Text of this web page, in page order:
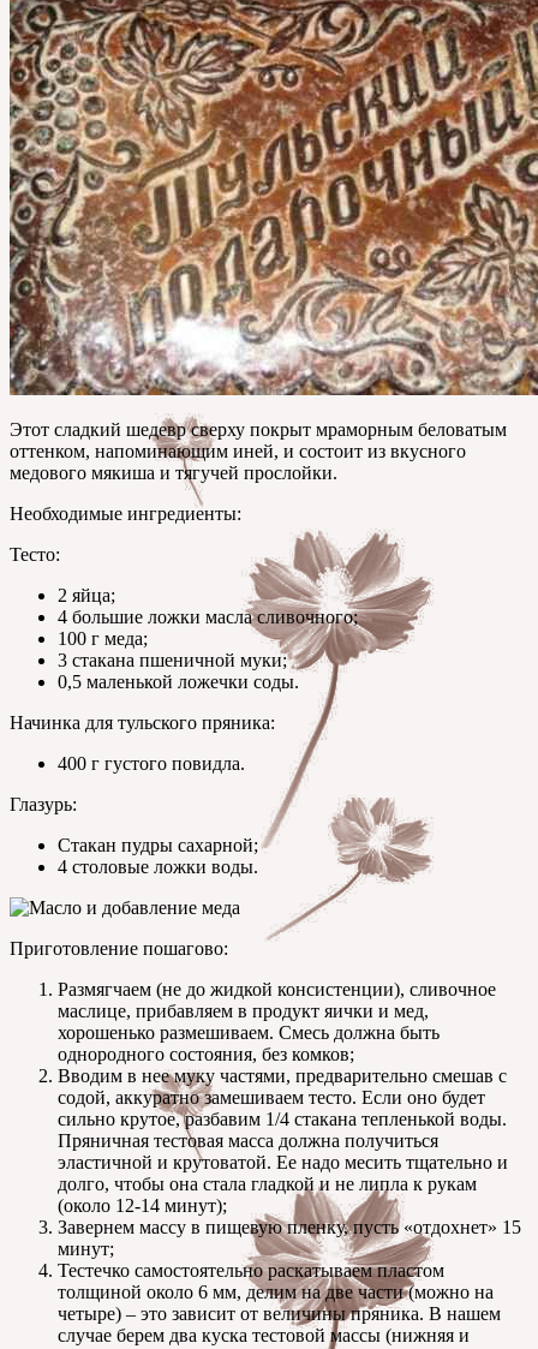
Этот сладкий шедевр сверху покрыт мраморным беловатым
оттенком, напоминающим иней, и состоит из вкусного
медового мякиша и тягучей прослойки.
Необходимые ингредиенты:
Тесто:
2 яйца;
4 большие ложки масла сливочного;
100 г меда;
3 стакана пшеничной муки;
0,5 маленькой ложечки соды.
Начинка для тульского пряника:
400 г густого повидла.
Глазурь:
Стакан пудры сахарной;
4 столовые ложки воды.
Приготовление пошагово:
Размягчаем (не до жидкой консистенции), сливочное
маслице, прибавляем в продукт яички и мед,
хорошенько размешиваем. Смесь должна быть
однородного состояния, без комков;
Вводим в нее муку частями, предварительно смешав с
содой, аккуратно замешиваем тесто. Если оно будет
сильно крутое, разбавим 1/4 стакана тепленькой воды.
Пряничная тестовая масса должна получиться
эластичной и крутоватой. Ее надо месить тщательно и
долго, чтобы она стала гладкой и не липла к рукам
(около 12-14 минут);
Завернем массу в пищевую пленку, пусть «отдохнет» 15
минут;
Тестечко самостоятельно раскатываем пластом
толщиной около 6 мм, делим на две части (можно на
четыре) – это зависит от величины пряника. В нашем
случае берем два куска тестовой массы (нижняя и